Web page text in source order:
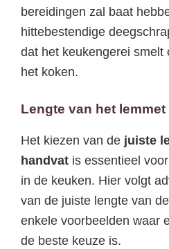
bereidingen zal baat
hittebestendige
dat het keukengerei smelt
het koken.
Lengte van het lemmet
Het kiezen van de juiste
handvat is essentieel
in de keuken. Hier volgt
van de juiste lengte van
enkele voorbeelden waar
de beste keuze is.